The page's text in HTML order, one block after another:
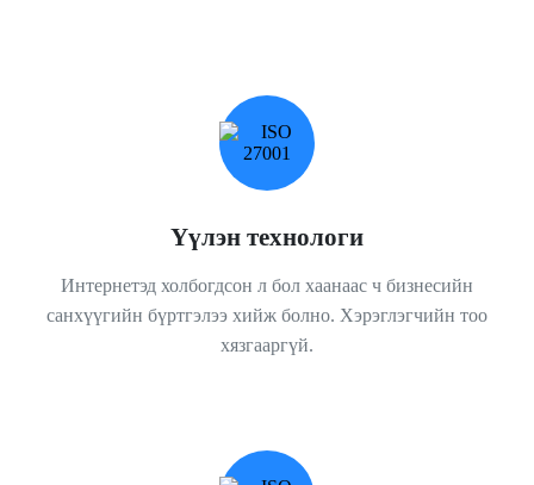
Үүлэн технологи
Интернетэд холбогдсон л бол хаанаас ч бизнесийн
санхүүгийн бүртгэлээ хийж болно. Хэрэглэгчийн тоо
хязгааргүй.